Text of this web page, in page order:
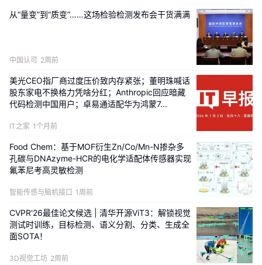
GigaBrain 具身大脑、Maker 原生本体构建闭环
生态，致力实现数据、训练、测试全链路 10-100
倍效率提升，目前该公司相关产品已覆盖通用机
器人、自动驾驶、内容创作等多元场景，服务数
1
从“量变”到“质变”……这场检验检测发布会干货满满
中国认可 2周前
美光CEO指厂商过度压价致内存紧张；董明珠喊话
股东家电不换格力凭啥分红；Anthropic回应暗藏
代码检测中国用户；卓易通适配华为鸿蒙7...
IT之家 1个月前
Food Chem：基于MOF衍生Zn/Co/Mn-N掺杂多
孔碳与DNAzyme-HCR的电化学适配体传感器实现
氟苯尼考高灵敏检测
智能传感与脑机接口 1周前
CVPR'26最佳论文候选 | 清华开源ViT3：解锁视觉
测试时训练，目标检测、语义分割、分类、生成全
面SOTA！
3D视觉工坊 2周前